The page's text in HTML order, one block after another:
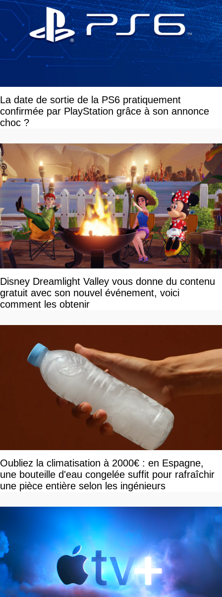
La date de sortie de la PS6 pratiquement
confirmée par PlayStation grâce à son annonce
choc ?
Disney Dreamlight Valley vous donne du contenu
gratuit avec son nouvel événement, voici
comment les obtenir
Oubliez la climatisation à 2000€ : en Espagne,
une bouteille d'eau congelée suffit pour rafraîchir
une pièce entière selon les ingénieurs